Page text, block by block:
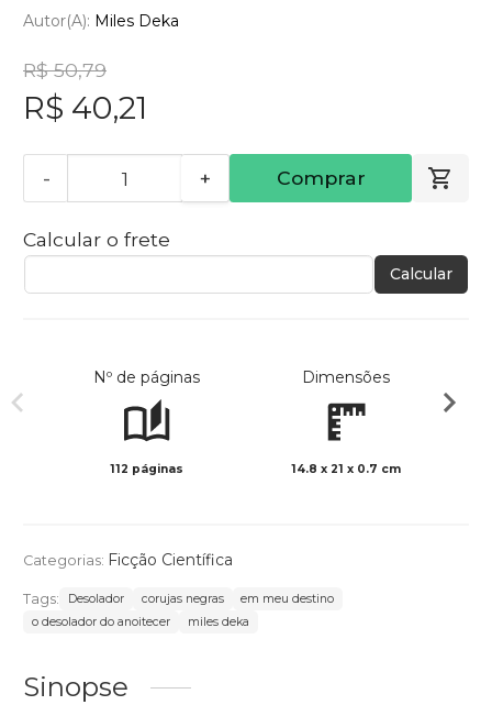
Autor(a): Miles Deka
R$ 50,79
R$ 40,21
- + Comprar
Calcular o frete
Calcular
Nº de páginas
112 páginas
Dimensões
14.8 x 21 x 0.7 cm
Categorias: Ficção Científica
Tags: Desolador corujas negras
em meu destino
o desolador do anoitecer
miles deka
Sinopse